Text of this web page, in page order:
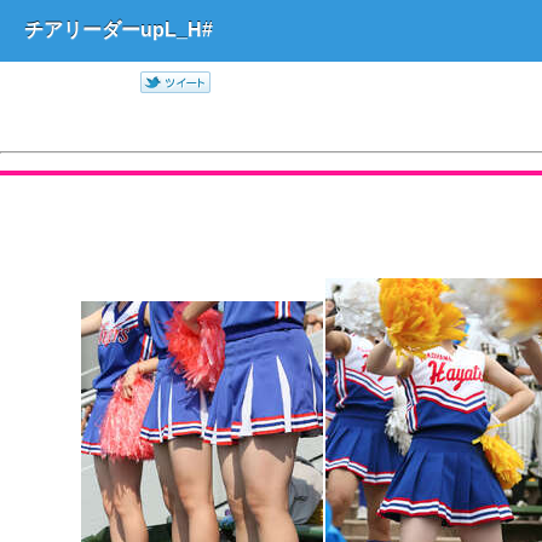
チアリーダーupL_H#